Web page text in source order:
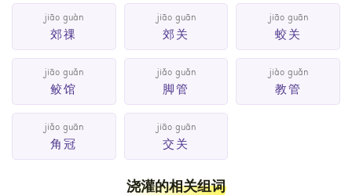
jiāo guàn
郊祼
jiāo guān
郊关
jiāo guān
蛟关
jiāo guǎn
鲛馆
jiǎo guǎn
脚管
jiào guǎn
教管
jiǎo guān
角冠
jiāo guān
交关
浇灌的相关组词